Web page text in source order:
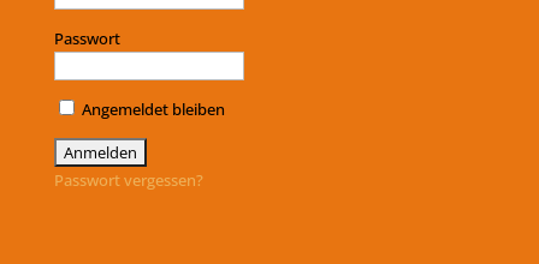
Passwort
Angemeldet bleiben
Passwort vergessen?